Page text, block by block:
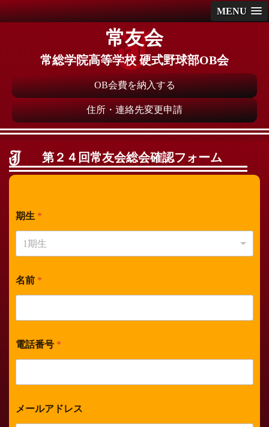
MENU
常友会
常総学院高等学校 硬式野球部OB会
OB会費を納入する
住所・連絡先変更申請
第２４回常友会総会確認フォーム
期生 *
1期生
名前 *
電話番号 *
メールアドレス